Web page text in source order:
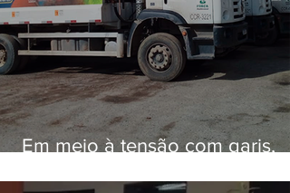
Em meio à tensão com garis,
26,9% com prefeitura e